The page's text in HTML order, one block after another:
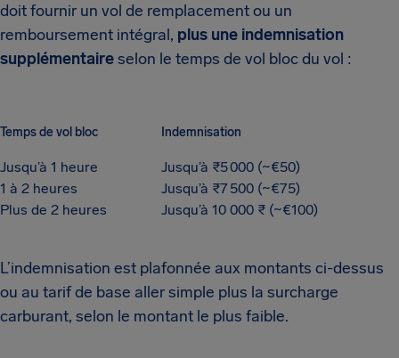
doit fournir un vol de remplacement ou un
remboursement intégral, plus une indemnisation
supplémentaireselon le temps de vol bloc du vol :
Temps de vol bloc Indemnisation
Jusqu’à 1 heure
Jusqu’à ₹5 000 (~€50)
1 à 2 heures
Jusqu’à ₹7 500 (~€75)
Plus de 2 heures
Jusqu’à 10 000 ₹ (~€100)
L’indemnisation est plafonnée aux montants ci-dessus
ou au tarif de base aller simple plus la surcharge
carburant, selon le montant le plus faible.